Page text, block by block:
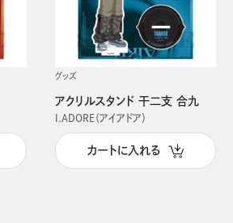
グッズ
アクリルスタンド 干二支 合九
I.ADORE（アイアドア）
カートに入れる